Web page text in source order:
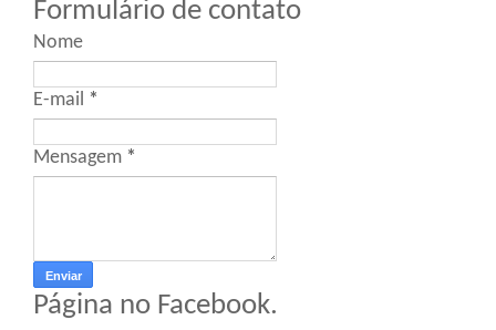
Formulário de contato
Nome
E-mail *
Mensagem *
Página no Facebook.